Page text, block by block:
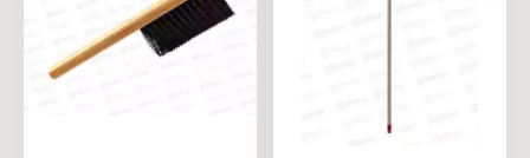
полипропилен, ПЭТ
Особенность: без
черенка
Длина щетины: 65 мм
Габаритные размеры:
440х130х1170 мм